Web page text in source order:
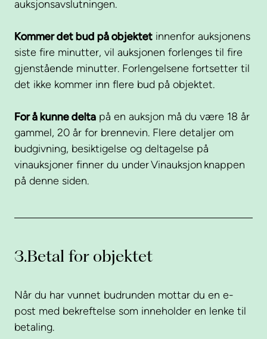
auksjonsavslutningen.
Kommer det bud på objektet innenfor auksjonens
siste fire minutter, vil auksjonen forlenges til fire
gjenstående minutter. Forlengelsene fortsetter til
det ikke kommer inn flere bud på objektet.
For å kunne delta på en auksjon må du være 18 år
gammel, 20 år for brennevin. Flere detaljer om
budgivning, besiktigelse og deltagelse på
vinauksjoner finner du under Vinauksjon knappen
på denne siden.
3.Betal for objektet
Når du har vunnet budrunden mottar du en e-
post med bekreftelse som inneholder en lenke til
betaling.